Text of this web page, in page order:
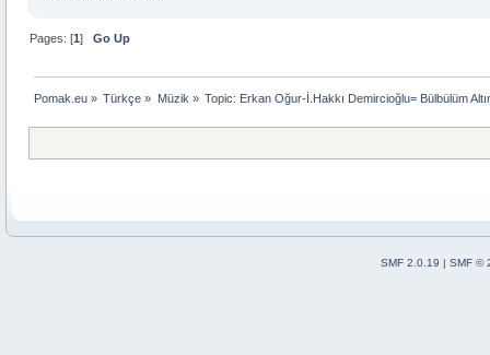
Pages: [1]Go Up
Pomak.eu » Türkçe » Müzik » Topic: Erkan Oğur-İ.Hakkı Demircioğlu= Bülbülüm
SMF 2.0.19 | SMF ©